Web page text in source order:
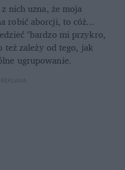
nich uzna, że moja
robić aborcji, to cóż...
"bardzo mi przykro,
też zależy od tego, jak
ugrupowanie.
REKLAMA